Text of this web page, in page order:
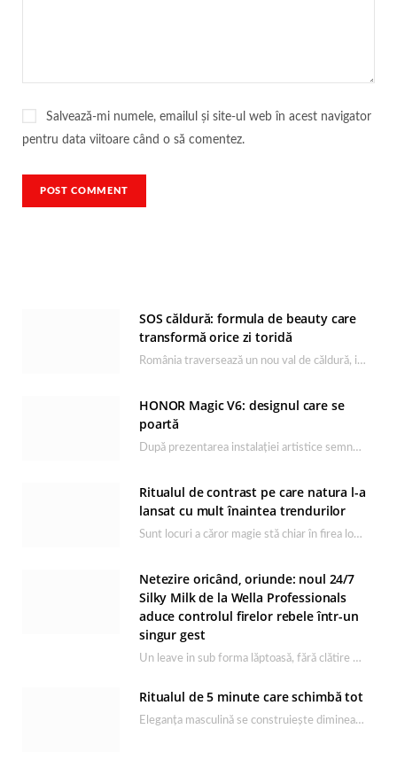
Salvează-mi numele, emailul și site-ul web în acest navigator
pentru data viitoare când o să comentez.
SOS căldură: formula de beauty care
transformă orice zi toridă
România traversează un nou val de căldură, iar rutina de îngrijire capătă un rol esențial…
HONOR Magic V6: designul care se
poartă
După prezentarea instalației artistice semnată de Catrinel Săbăciag în cadrul evenimentului de lansare HONOR Magic…
Ritualul de contrast pe care natura l-a
lansat cu mult înaintea trendurilor
Sunt locuri a căror magie stă chiar în firea lor naturală, iar Lacul Ursu din…
Netezire oricând, oriunde: noul 24/7
Silky Milk de la Wella Professionals
aduce controlul firelor rebele într-un
singur gest
Un leave in sub forma lăptoasă, fără clătire care completează rutina Ultimate Smooth și transformă…
Ritualul de 5 minute care schimbă tot
Eleganța masculină se construiește dimineața, în câteva minute și cu produsele potrivite. O rutină de…